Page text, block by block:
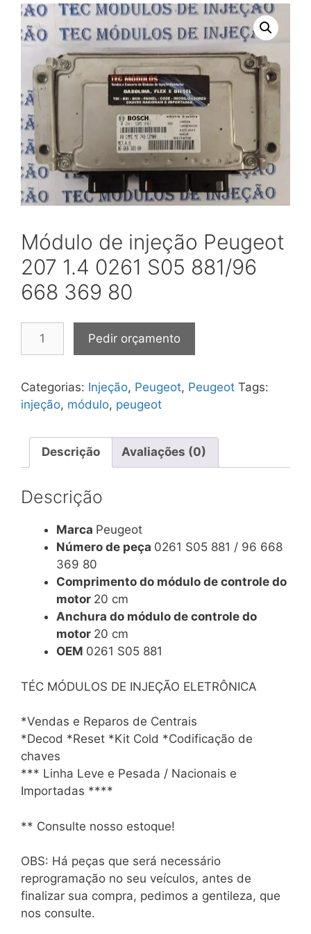
Módulo de injeção Peugeot
207 1.4 0261 S05 881/96
668 369 80
Peugeot
207
0261
881/96
369
quantidade
Pedir orçamento
Categorias: Injeção, Peugeot, Peugeot Tags:
injeção, módulo, peugeot
Descrição Avaliações (0)
Descrição
Marca Peugeot
Número de peça 0261 S05 881 / 96 668
369 80
Comprimento do módulo de controle do
motor 20 cm
Anchura do módulo de controle do
motor 20 cm
OEM 0261 S05 881
TÉC MÓDULOS DE INJEÇÃO ELETRÔNICA
*Vendas e Reparos de Centrais
*Decod *Reset *Kit Cold *Codificação de
chaves
*** Linha Leve e Pesada / Nacionais e
Importadas ****
** Consulte nosso estoque!
OBS: Há peças que será necessário
reprogramação no seu veículos, antes de
finalizar sua compra, pedimos a gentileza, que
nos consulte.